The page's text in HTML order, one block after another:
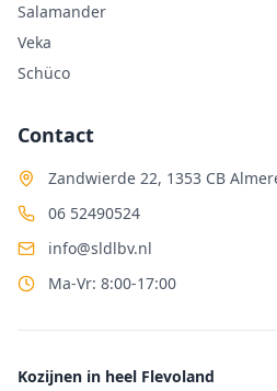
Salamander
Veka
Schüco
Contact
Zandwierde 22, 1353 CB
06 52490524
info@sldlbv.nl
Ma-Vr: 8:00-17:00
Kozijnen in heel Flevoland